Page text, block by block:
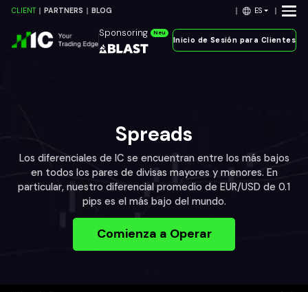
CLIENT PARTNERS BLOG ES
Sponsoring Neu
Inicio de Sesión para Clientes
Spreads
Los diferenciales de IC se encuentran entre los más bajos
en todos los pares de divisas mayores y menores. En
particular, nuestro diferencial promedio de EUR/USD de 0.1
pips es el más bajo del mundo.
Comienza a Operar